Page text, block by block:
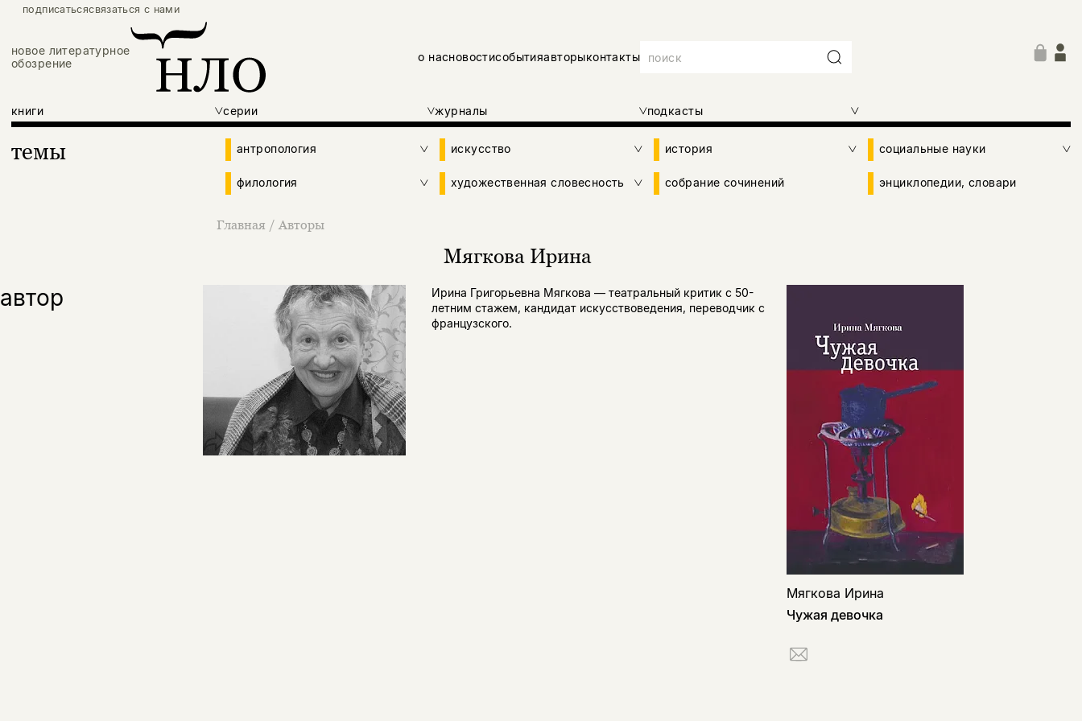
подписатьсясвязаться с нами
новое литературное
обозрение
о насновостисобытияавторыконтакты
книги серии журналы подкасты
темы антропология искусство история социальные науки
филология художественная словесность собрание сочинений энциклопедии, словари
Главная / Авторы
Мягкова Ирина
автор
Ирина Григорьевна Мягкова — театральный критик с 50-
летним стажем, кандидат искусствоведения, переводчик с
французского.
Мягкова Ирина
Чужая девочка